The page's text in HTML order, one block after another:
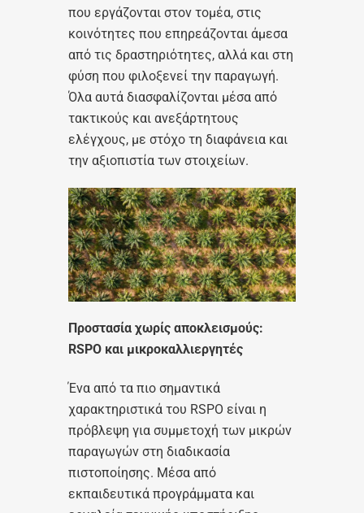
που εργάζονται στον τομέα, στις
κοινότητες που επηρεάζονται άμεσα
από τις δραστηριότητες, αλλά και στη
φύση που φιλοξενεί την παραγωγή.
Όλα αυτά διασφαλίζονται μέσα από
τακτικούς και ανεξάρτητους
ελέγχους, με στόχο τη διαφάνεια και
την αξιοπιστία των στοιχείων.
Προστασία χωρίς αποκλεισμούς:
RSPO και μικροκαλλιεργητές
Ένα από τα πιο σημαντικά
χαρακτηριστικά του RSPO είναι η
πρόβλεψη για συμμετοχή των μικρών
παραγωγών στη διαδικασία
πιστοποίησης. Μέσα από
εκπαιδευτικά προγράμματα και